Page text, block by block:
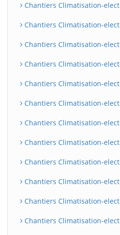
Chantiers Climatisation-
Chantiers Climatisation-
Chantiers Climatisation-
Chantiers Climatisation-
Chantiers Climatisation-
Chantiers Climatisation-
Chantiers Climatisation-
Chantiers Climatisation-
Chantiers Climatisation-
Chantiers Climatisation-
Chantiers Climatisation-
Chantiers Climatisation-